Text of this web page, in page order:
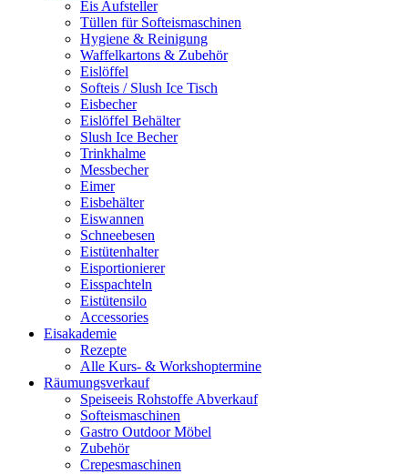
Eis Aufsteller
Tüllen für Softeismaschinen
Hygiene & Reinigung
Waffelkartons & Zubehör
Eislöffel
Softeis / Slush Ice Tisch
Eisbecher
Eislöffel Behälter
Slush Ice Becher
Trinkhalme
Messbecher
Eimer
Eisbehälter
Eiswannen
Schneebesen
Eistütenhalter
Eisportionierer
Eisspachteln
Eistütensilo
Accessories
Eisakademie
Rezepte
Alle Kurs- & Workshoptermine
Räumungsverkauf
Speiseeis Rohstoffe Abverkauf
Softeismaschinen
Gastro Outdoor Möbel
Zubehör
Crepesmaschinen